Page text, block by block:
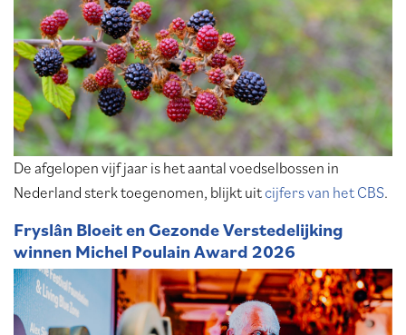
De afgelopen vijf jaar is het aantal voedselbossen in
Nederland sterk toegenomen, blijkt uitcijfers van het CBS.
Fryslân Bloeit en Gezonde Verstedelijking
winnen Michel Poulain Award 2026